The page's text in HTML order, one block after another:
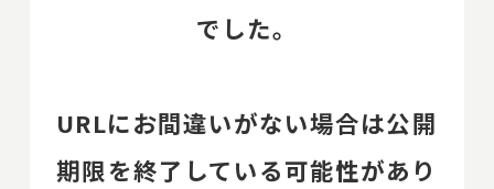
でした。
URLにお間違いがない場合は公開
期限を終了している可能性があり